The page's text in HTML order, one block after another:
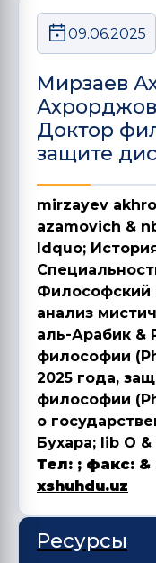
09.06.2025
Мирзаев
Доктор
защите
mirzayev
azamovich &
ldquo;
Философский
анализ
аль-Арабик &
философии
2025 года,
философии
о
Бухара; lib O
Тел: ; факс: &
xshuhdu.uz
Ресурсы